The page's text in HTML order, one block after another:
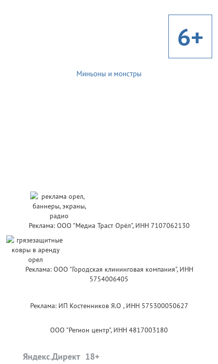
6+
Миньоны и монстры
Реклама: ООО "Медиа Траст Орёл", ИНН 7107062130
Реклама: ООО "Городская клининговая компания", ИНН
5754006405
Реклама: ИП Костенников Я.О , ИНН 575300050627
ООО "Регион центр", ИНН 4817003180
Яндекс.Директ